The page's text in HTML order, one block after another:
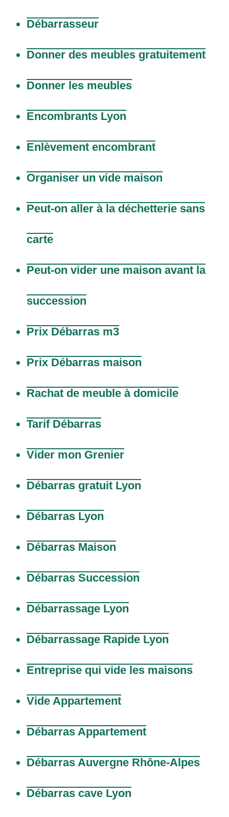
Débarrasseur
Donner des meubles gratuitement
Donner les meubles
Encombrants Lyon
Enlèvement encombrant
Organiser un vide maison
Peut-on aller à la déchetterie sans
carte
Peut-on vider une maison avant la
succession
Prix Débarras m3
Prix Débarras maison
Rachat de meuble à domicile
Tarif Débarras
Vider mon Grenier
Débarras gratuit Lyon
Débarras Lyon
Débarras Maison
Débarras Succession
Débarrassage Lyon
Débarrassage Rapide Lyon
Entreprise qui vide les maisons
Vide Appartement
Débarras Appartement
Débarras Auvergne Rhône-Alpes
Débarras cave Lyon